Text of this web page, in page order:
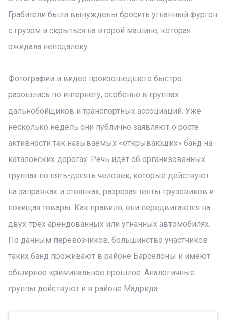
Грабители были вынуждены бросить угнанный фургон
с грузом и скрыться на второй машине, которая
ожидала неподалеку.
Фотографии и видео произошедшего быстро
разошлись по интернету, особенно в группах
дальнобойщиков и транспортных ассоциаций. Уже
несколько недель они публично заявляют о росте
активности так называемых «открывающих» банд на
каталонских дорогах. Речь идет об организованных
группах по пять-десять человек, которые действуют
на заправках и стоянках, разрезая тенты грузовиков и
похищая товары. Как правило, они передвигаются на
двух-трех арендованных или угнанных автомобилях.
По данным перевозчиков, большинство участников
таких банд проживают в районе Барселоны и имеют
обширное криминальное прошлое. Аналогичные
группы действуют и в районе Мадрида.